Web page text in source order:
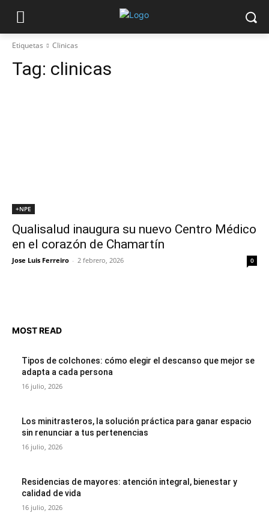
Etiquetas Clinicas
Tag: clinicas
+NPE
Qualisalud inaugura su nuevo Centro Médico
en el corazón de Chamartín
Jose Luis Ferreiro - 2 febrero, 2026 0
MOST READ
Tipos de colchones: cómo elegir el descanso que mejor se
adapta a cada persona
16 julio, 2026
Los minitrasteros, la solución práctica para ganar espacio
sin renunciar a tus pertenencias
16 julio, 2026
Residencias de mayores: atención integral, bienestar y
calidad de vida
16 julio, 2026